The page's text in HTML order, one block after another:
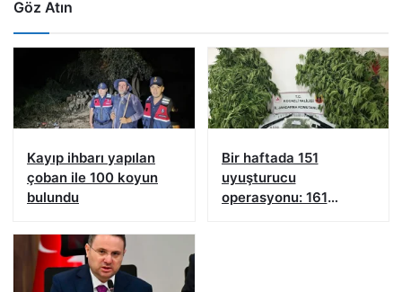
Göz Atın
Kayıp ihbarı yapılan
çoban ile 100 koyun
bulundu
Bir haftada 151
uyuşturucu
operasyonu: 161